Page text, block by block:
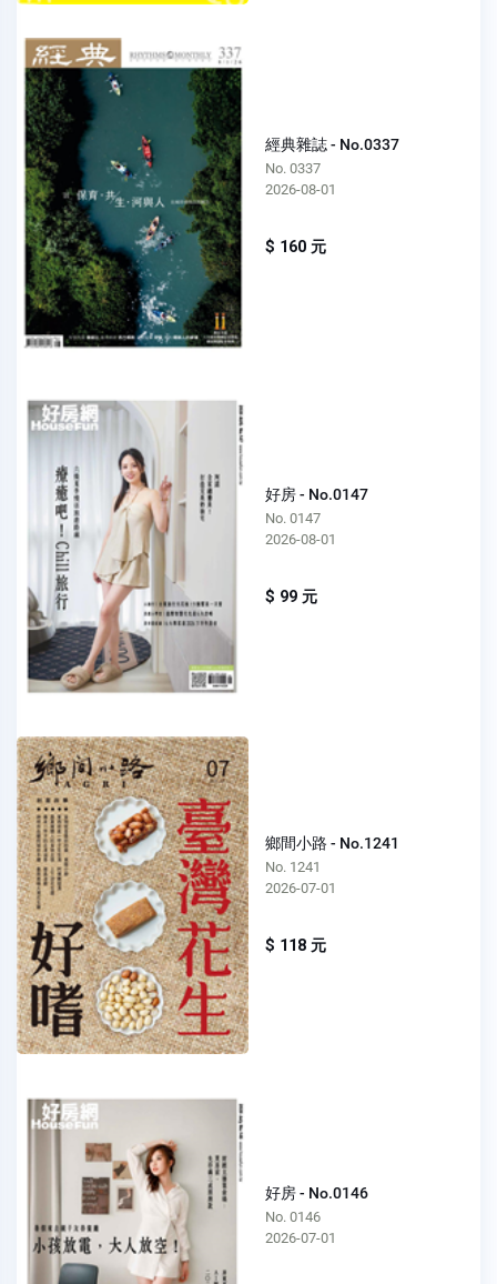
經典雜誌 - No.0337
No. 0337
2026-08-01
$ 160 元
好房 - No.0147
No. 0147
2026-08-01
$ 99 元
鄉間小路 - No.1241
No. 1241
2026-07-01
$ 118 元
好房 - No.0146
No. 0146
2026-07-01